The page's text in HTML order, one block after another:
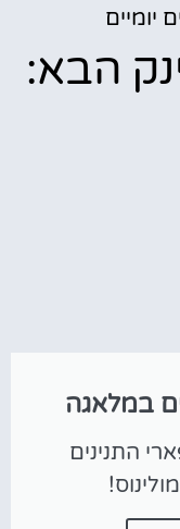
יומיים
הבא:
במלאגה
התנינים